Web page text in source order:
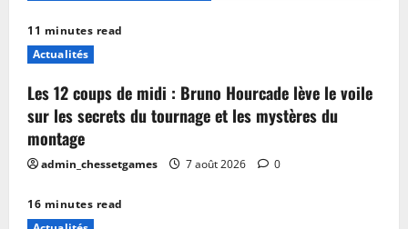
11 minutes read
Actualités
Les 12 coups de midi : Bruno Hourcade lève le voile
sur les secrets du tournage et les mystères du
montage
admin_chessetgames 7 août 2026 0
16 minutes read